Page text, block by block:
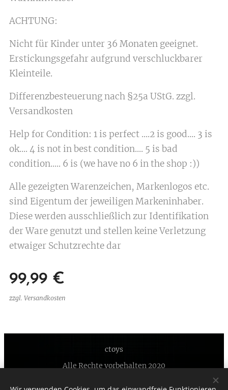
ACHTUNG:
Nicht für Kinder unter 36 Monaten geeignet.
Erstickungsgefahr aufgrund verschluckbarer
Kleinteile.
Differenzbesteuerung nach §25a UStG. zzgl.
Versandkosten
Help for Condition: 1 is perfect ....2 is good.... 3 is
ok.... 4 is not in best condition.... 5 is bad
condition..... 6 is (we have no 6 in the shop :))
Alle gezeigten Warenzeichen, Markenlogos etc.
sind Eigentum der jeweiligen Markeninhaber.
Diese werden ausschließlich zur Identifikation
der Ware genutzt und stellen keine Verletzung
etwaiger Schutzrechte dar
99,99 €
zzgl. Versandkosten
ctoys
Alle Rechte vorbehalten 2020